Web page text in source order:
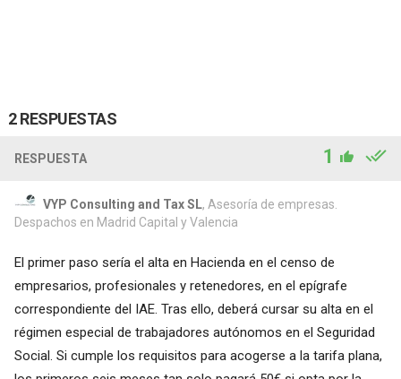
2 RESPUESTAS
RESPUESTA 1
VYP Consulting and Tax SL, Asesoría de empresas.
Despachos en Madrid Capital y Valencia
El primer paso sería el alta en Hacienda en el censo de
empresarios, profesionales y retenedores, en el epígrafe
correspondiente del IAE. Tras ello, deberá cursar su alta en el
régimen especial de trabajadores autónomos en el Seguridad
Social. Si cumple los requisitos para acogerse a la tarifa plana,